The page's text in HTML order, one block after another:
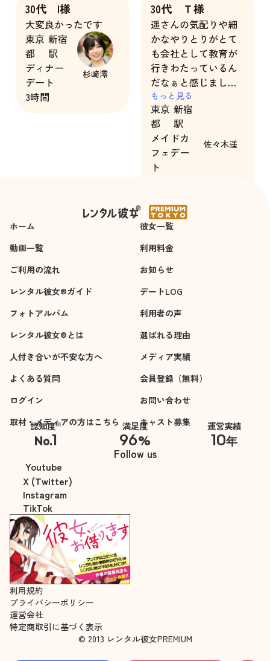
30代 I様
大変良かったです
東京
都
新宿
駅
ディナー
デート
3時間
杉崎澪
30代 Ｔ様
遥さんの気配りや細
かなやりとりがとて
も会社として教育が
行きわたっているん
だなぁと感じまし
た。
本当に一緒にいる時
間は自分の彼女だと
思わせて頂ける所に
感動しました。キャ
スト様の努力なども
今度も是非近いうち
に利用したいと思い
ました。
ありがとうございま
す。
もっと見る
東京
都
新宿
駅
メイドカ
フェデー
ト
佐々木遥
ホーム
彼女一覧
動画一覧
利用料金
ご利用の流れ
お知らせ
レンタル彼女®ガイド
デートLOG
フォトアルバム
利用者の声
レンタル彼女®とは
選ばれる理由
人付き合いが不安な方へ
メディア実績
よくある質問
会員登録（無料）
ログイン
お問い合わせ
取材・メディアの方はこちら
キャスト募集
認知度※
No.1
※自社調べ
満足度
96%
運営実績
10年
Follow us
Youtube
X (Twitter)
Instagram
TikTok
利用規約
プライバシーポリシー
運営会社
特定商取引に基づく表示
© 2013 レンタル彼女PREMIUM